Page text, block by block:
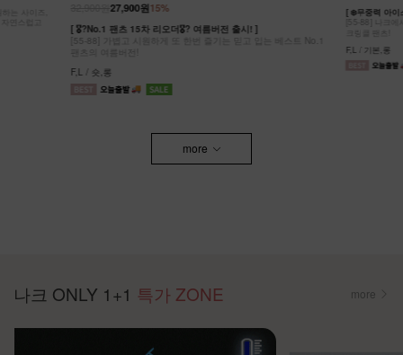
7%
14,790원
[ ❄️무중력 아이스 팬츠! ]
[55-88] 나크에서 야심차게 준비한! 체감무게 0g에 주름까지 예쁜
크링클 팬츠!
F,L / 기본,롱
[ ❄️여름버전 베
[S-2XL] 공기
S,M,L,XL,2XL
more
나크 ONLY 1+1 특가 ZONE more